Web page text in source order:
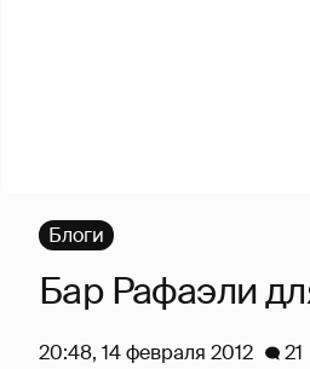
Блоги
Бар Рафаэли
20:48, 14 февраля 2012
21